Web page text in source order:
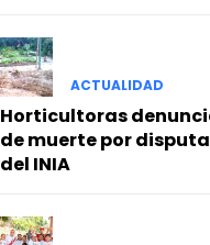
ACTUALIDAD
Horticultoras
de muerte por
del INIA